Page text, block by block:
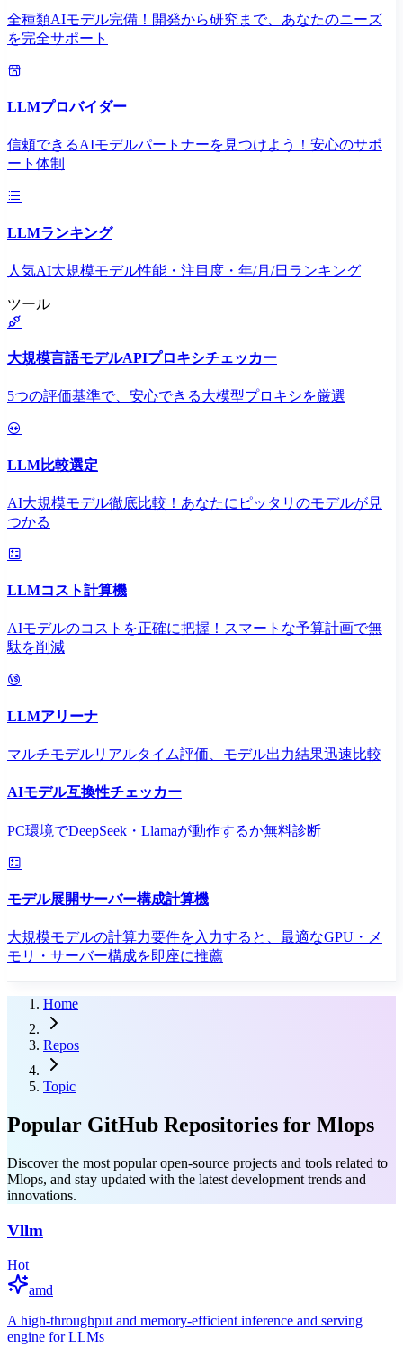
全種類AIモデル完備！開発から研究まで、あなたのニーズ
を完全サポート
LLMプロバイダー
信頼できるAIモデルパートナーを見つけよう！安心のサポ
ート体制
LLMランキング
人気AI大規模モデル性能・注目度・年/月/日ランキング
ツール
大規模言語モデルAPIプロキシチェッカー
5つの評価基準で、安心できる大模型プロキシを厳選
LLM比較選定
AI大規模モデル徹底比較！あなたにピッタリのモデルが見
つかる
LLMコスト計算機
AIモデルのコストを正確に把握！スマートな予算計画で無
駄を削減
LLMアリーナ
マルチモデルリアルタイム評価、モデル出力結果迅速比較
AIモデル互換性チェッカー
PC環境でDeepSeek・Llamaが動作するか無料診断
モデル展開サーバー構成計算機
大規模モデルの計算力要件を入力すると、最適なGPU・メ
モリ・サーバー構成を即座に推薦
Home
Repos
Topic
Popular GitHub Repositories for Mlops
Discover the most popular open-source projects and tools related to
Mlops, and stay updated with the latest development trends and
innovations.
Vllm
Hot
amd
A high-throughput and memory-efficient inference and serving
engine for LLMs